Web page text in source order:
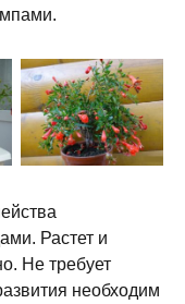
Растет и
Не требует
необходим